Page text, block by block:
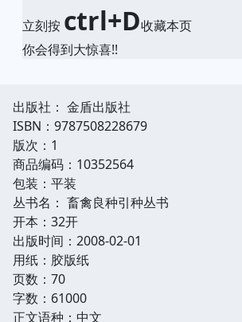
立刻按 ctrl+D收藏本页
你会得到大惊喜!!
出版社： 金盾出版社
ISBN：9787508228679
版次：1
商品编码：10352564
包装：平装
丛书名： 畜禽良种引种丛书
开本：32开
出版时间：2008-02-01
用纸：胶版纸
页数：70
字数：61000
正文语种：中文